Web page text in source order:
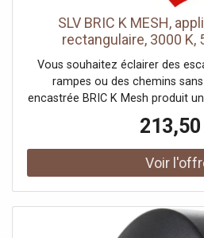
SLV BRIC K MESH,
rectangulaire, 3000 K,
Luminaires
Vous souhaitez éclairer des
rampes ou des chemins
encastrée BRIC K Mesh produit
guidage. Avec une durée de vie
à son indice de protection
durable et résiste aux
restant entièrement encastré
fermées, garantissent la
d'encastrement dans des